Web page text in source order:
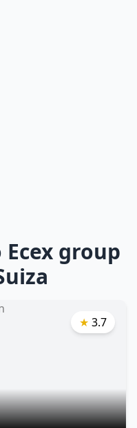
Ecex group
★ 3.7